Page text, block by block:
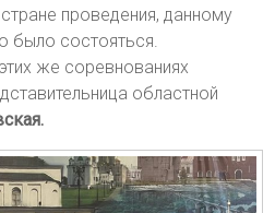
проведения, данному
было состояться.
же соревнованиях
областной